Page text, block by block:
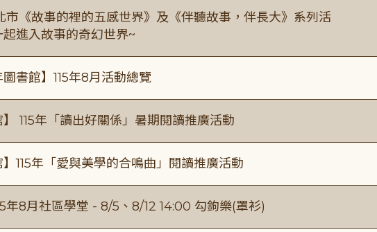
市《故事的裡的五感世界》及《伴聽故事，伴長大》系列活
進入故事的奇幻世界~
圖書館】115年8月活動總覽
】 115年「讀出好關係」暑期閱讀推廣活動
】115年「愛與美學的合鳴曲」閱讀推廣活動
年8月社區學堂 - 8/5、8/12 14:00 勾鉤樂(罩衫)